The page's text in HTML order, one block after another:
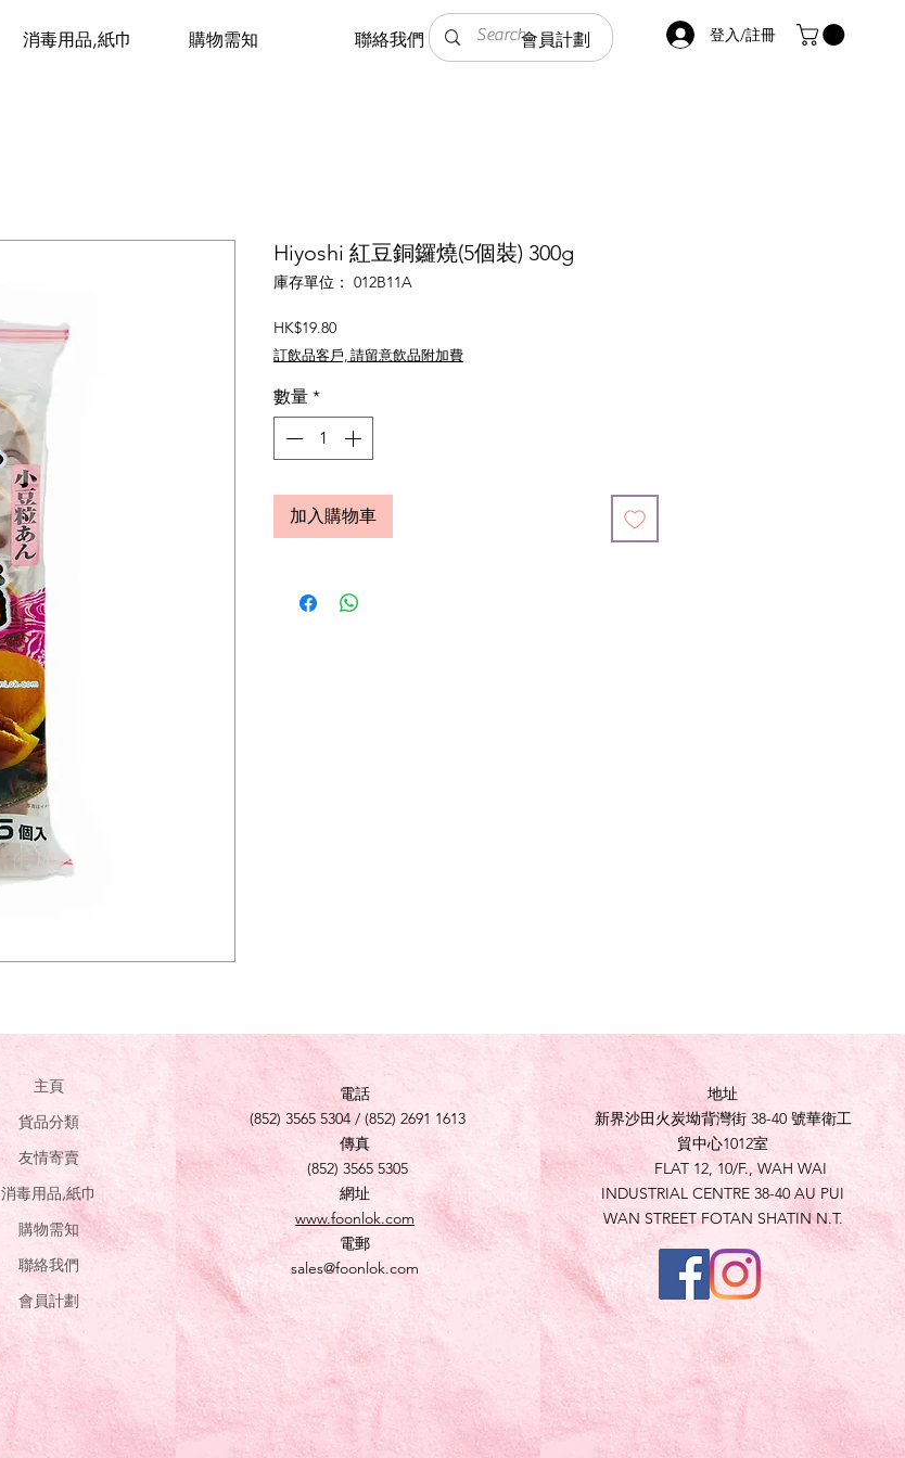
登入/註冊
消毒用品,紙巾 購物需知 聯絡我們 會員計劃
Hiyoshi 紅豆銅鑼燒(5個裝) 300g
庫存單位： 012B11A
HK$19.80價
格
訂飲品客戶, 請留意飲品附加費
數量 *
加入購物車
主頁
貨品分類
友情寄賣
消毒用品,紙巾
購物需知
聯絡我們
會員計劃
電話
(852) 3565 5304 / (852) 2691 1613
傳真
(852) 3565 5305
網址
www.foonlok.com
電郵
sales@foonlok.com
地址
新界沙田火炭坳背灣街 38-40 號華衛工
貿中心1012室
FLAT 12, 10/F., WAH WAI
INDUSTRIAL CENTRE 38-40 AU PUI
WAN STREET FOTAN SHATIN N.T.